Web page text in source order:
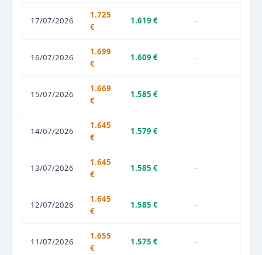
17/07/2026
1.725
€
1.619 € –
16/07/2026
1.699
€
1.609 € –
15/07/2026
1.669
€
1.585 € –
14/07/2026
1.645
€
1.579 € –
13/07/2026
1.645
€
1.585 € –
12/07/2026
1.645
€
1.585 € –
11/07/2026
1.655
€
1.575 € –